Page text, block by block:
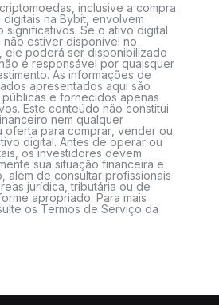
inclusive a compra
na Bybit, envolvem
significativos. Se o ativo digital
estiver disponível no
ele poderá ser disponibilizado
é responsável por quaisquer
As informações de
apresentados aqui são
e fornecidos apenas
Este conteúdo não constitui
nem qualquer
oferta para comprar, vender ou
digital. Antes de operar ou
os investidores devem
sua situação financeira e
além de consultar profissionais
jurídica, tributária ou de
apropriado. Para mais
os Termos de Serviço da